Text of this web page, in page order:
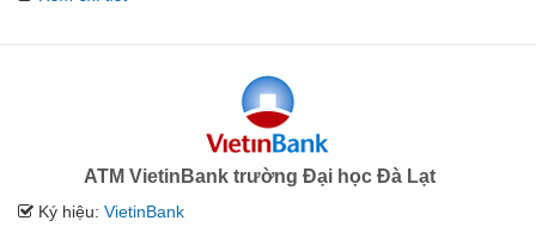
ATM VietinBank trường Đại học Đà Lạt
Ký hiệu: VietinBank